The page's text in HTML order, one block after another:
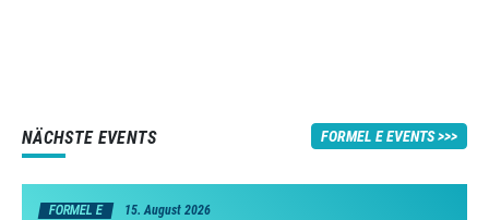
NÄCHSTE EVENTS FORMEL E EVENTS
FORMEL E 15. August 2026